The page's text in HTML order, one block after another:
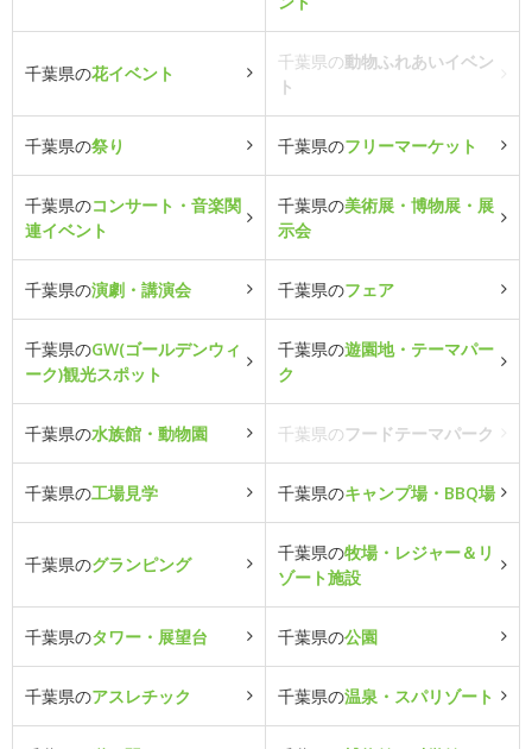
千葉県の花イベント
千葉県の動物ふれあいイベン
ト
千葉県の祭り 千葉県のフリーマーケット
千葉県のコンサート・音楽関
連イベント
千葉県の美術展・博物展・展
示会
千葉県の演劇・講演会 千葉県のフェア
千葉県のGW(ゴールデンウィ
ーク)観光スポット
千葉県の遊園地・テーマパー
ク
千葉県の水族館・動物園 千葉県のフードテーマパーク
千葉県の工場見学 千葉県のキャンプ場・BBQ場
千葉県のグランピング
千葉県の牧場・レジャー＆リ
ゾート施設
千葉県のタワー・展望台 千葉県の公園
千葉県のアスレチック 千葉県の温泉・スパリゾート